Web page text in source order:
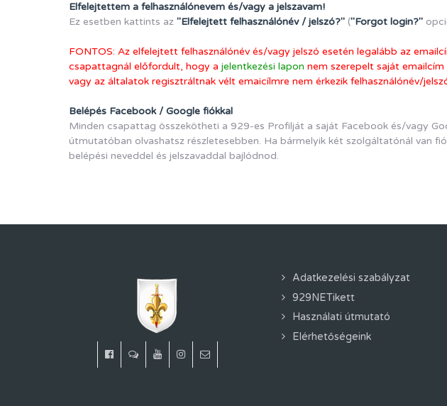
Elfelejtettem a felhasználónevem és/vagy a jelszavam!
Ez esetben kattints az "Elfelejtett felhasználónév / jelszó?" ("Forgot login?"
FONTOS: Az elfelejtett felhasználónév és/vagy jelszó esetén legalább az
csapattagnál előfordult, hogy a jelentkezési lapon nem szerepelt saját
vagy az általatok regisztráltnak vélt emaicílmre nem érkezik felhasználónév/
Belépés Facebook / Google fiókkal
Minden csapattag összekötheti a 929-es Profilját a saját Facebook és/vagy
útmutatóban olvashatsz részletesebben. Ha bármelyik két szolgáltatónál van
belépési neveddel és jelszavaddal bajlódnod.
Adatkezelési szabályzat
929NETikett
Használati útmutató
Elérhetőségeink